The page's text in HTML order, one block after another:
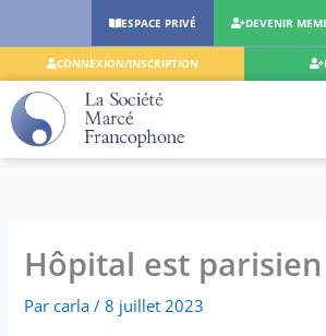
contenu
ESPACE PRIVÉ DEVENIR
CONNEXION/INSCRIPTION
Hôpital est parisien
Parcarla/8 juillet 2023